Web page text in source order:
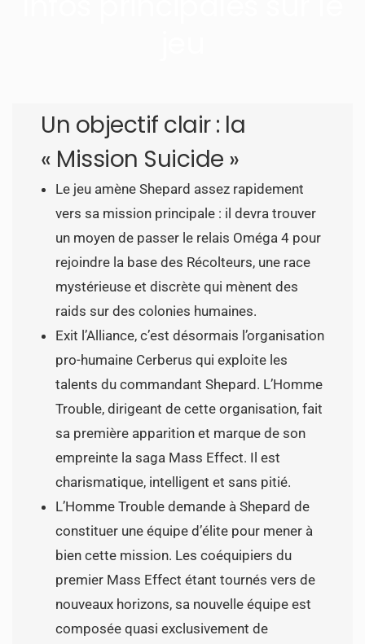
Un objectif clair : la
« Mission Suicide »
Le jeu amène Shepard assez rapidement
vers sa mission principale : il devra trouver
un moyen de passer le relais Oméga 4 pour
rejoindre la base des Récolteurs, une race
mystérieuse et discrète qui mènent des
raids sur des colonies humaines.
Exit l’Alliance, c’est désormais l’organisation
pro-humaine Cerberus qui exploite les
talents du commandant Shepard. L’Homme
Trouble, dirigeant de cette organisation, fait
sa première apparition et marque de son
empreinte la saga Mass Effect. Il est
charismatique, intelligent et sans pitié.
L’Homme Trouble demande à Shepard de
constituer une équipe d’élite pour mener à
bien cette mission. Les coéquipiers du
premier Mass Effect étant tournés vers de
nouveaux horizons, sa nouvelle équipe est
composée quasi exclusivement de